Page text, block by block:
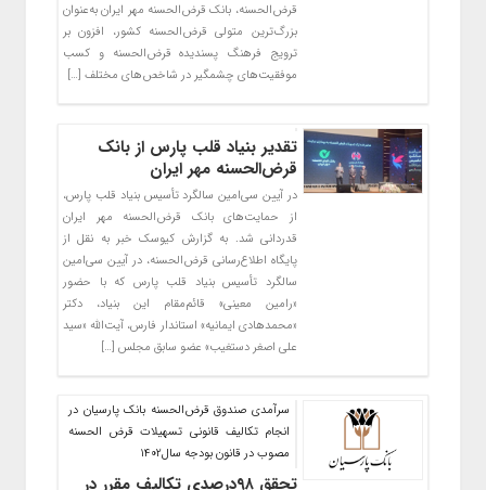
قرض‌الحسنه، بانک قرض‌الحسنه مهر ایران به‌عنوان
بزرگ‌ترین متولی قرض‌الحسنه کشور، افزون بر
ترویج فرهنگ پسندیده قرض‌الحسنه و کسب
موفقیت‌های چشمگیر در شاخص‌های مختلف […]
تقدیر بنیاد قلب پارس از بانک
قرض‌الحسنه مهر ایران
در آیین سی‌امین سالگرد تأسیس بنیاد قلب پارس،
از حمایت‌های بانک قرض‌الحسنه مهر ایران
قدردانی شد. به گزارش کیوسک خبر به نقل از
پایگاه اطلاع‌رسانی قرض‌الحسنه، در آیین سی‌امین
سالگرد تأسیس بنیاد قلب پارس که با حضور
«رامین معینی» قائم‌مقام این بنیاد، دکتر
«محمدهادی ایمانیه» استاندار فارس، آیت‌الله «سید
علی اصغر دستغیب» عضو سابق مجلس […]
سرآمدی صندوق قرض‌الحسنه بانک پارسیان در
انجام تکالیف قانونی تسهیلات قرض الحسنه
مصوب در قانون بودجه سال1402
تحقق ۹۸درصدی تکالیف مقرر در